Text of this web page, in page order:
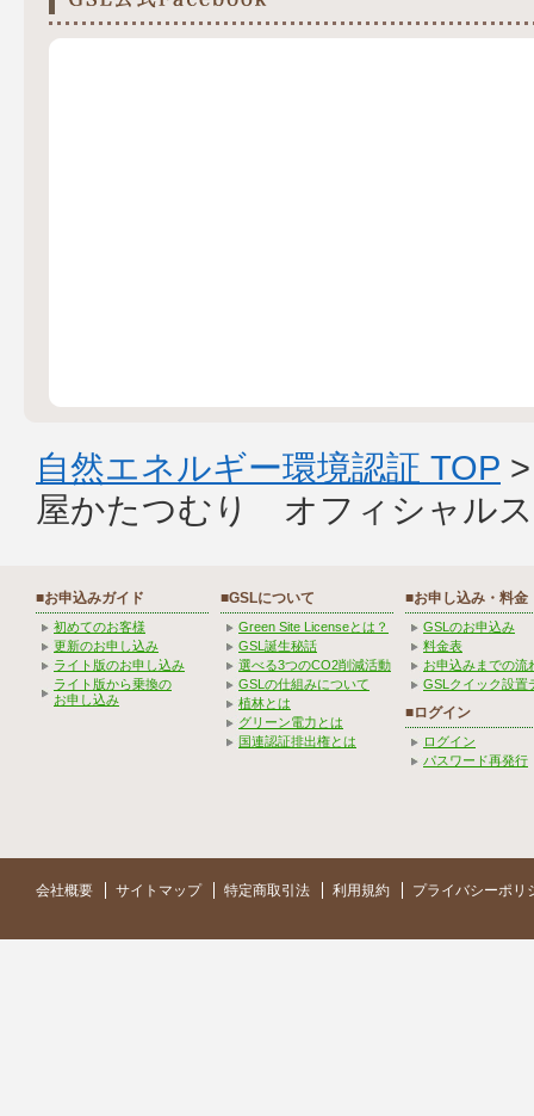
自然エネルギー環境認証 TOP
屋かたつむり オフィシャル
■お申込みガイド
初めてのお客様
更新のお申し込み
ライト版のお申し込み
ライト版から乗換の
お申し込み
■GSLについて
Green Site Licenseとは？
GSL誕生秘話
選べる3つのCO2削減活動
GSLの仕組みについて
植林とは
グリーン電力とは
国連認証排出権とは
■お申し込み・料金
GSLのお申込み
料金表
お申込みまでの流
GSLクイック設置
■ログイン
ログイン
パスワード再発行
会社概要 サイトマップ 特定商取引法 利用規約 プライバシーポリ